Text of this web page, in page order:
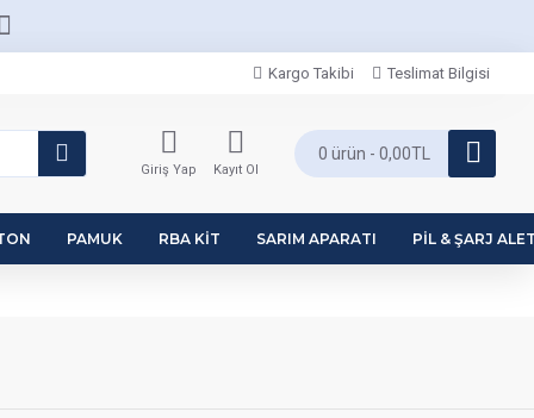
Kargo Takibi Teslimat Bilgisi
Giriş Yap Kayıt Ol
0 ürün - 0,00TL
PAMUK RBA KIT SARIM APARATI PIL & ŞARJ